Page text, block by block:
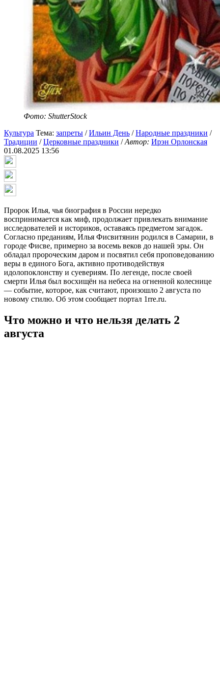
Фото: ShutterStock
Культура Тема: запреты /Ильин День /Народные праздники /
Традиции /Церковные праздники /Автор: Ирэн Орлонская
01.08.2025 13:56
Пророк Илья, чья биография в России нередко
воспринимается как миф, продолжает привлекать внимание
исследователей и историков, оставаясь предметом загадок.
Согласно преданиям, Илья Фисвитянин родился в Самарии, в
городе Фисве, примерно за восемь веков до нашей эры. Он
обладал пророческим даром и посвятил себя проповедованию
веры в единого Бога, активно противодействуя
идолопоклонству и суевериям. По легенде, после своей
смерти Илья был восхищён на небеса на огненной колеснице
— событие, которое, как считают, произошло 2 августа по
новому стилю. Об этом сообщает портал 1rre.ru.
Что можно и что нельзя делать 2
августа